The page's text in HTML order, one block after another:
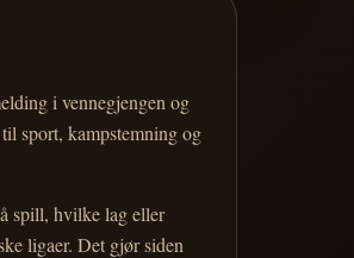
i vennegjengen og
sport, kampstemning og
spill, hvilke lag eller
ligaer. Det gjør siden